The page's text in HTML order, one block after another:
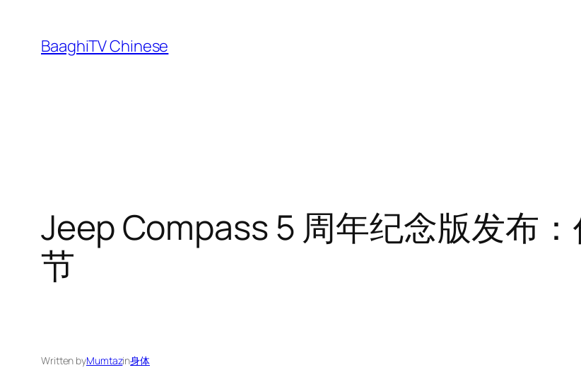
content
BaaghiTV Chinese
Jeep Compass 5 周年纪念版发布
节
Written byMumtazin身体